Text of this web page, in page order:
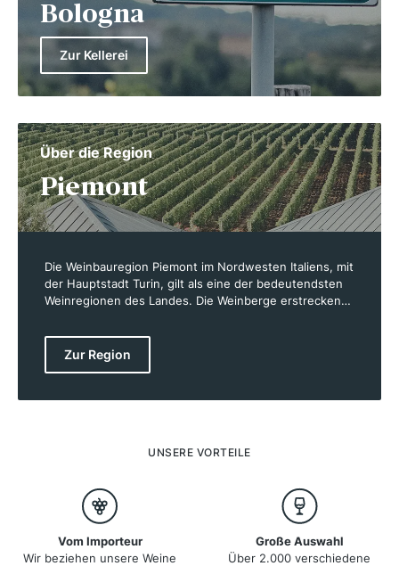
Bologna
Zur Kellerei
Über die Region
Piemont
Die Weinbauregion Piemont im Nordwesten Italiens, mit
der Hauptstadt Turin, gilt als eine der bedeutendsten
Weinregionen des Landes. Die Weinberge erstrecken
Hügelland der Langhe und Monferrato als auch das
Gebiet rund um die Alpenausläufer. Berühmtheit
Nebbiolo-Traube gewonnen werden. Doch auch der
Platz. Piemont ist nicht nur für seine Weine, sondern
bekannt.
Zur Region
UNSERE VORTEILE
Vom Importeur
Wir beziehen unsere Weine
Große Auswahl
Über 2.000 verschiedene